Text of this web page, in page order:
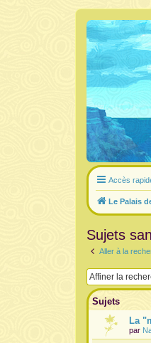
Accès
Le Palais
Sujets
Aller à la
Sujets
La
par